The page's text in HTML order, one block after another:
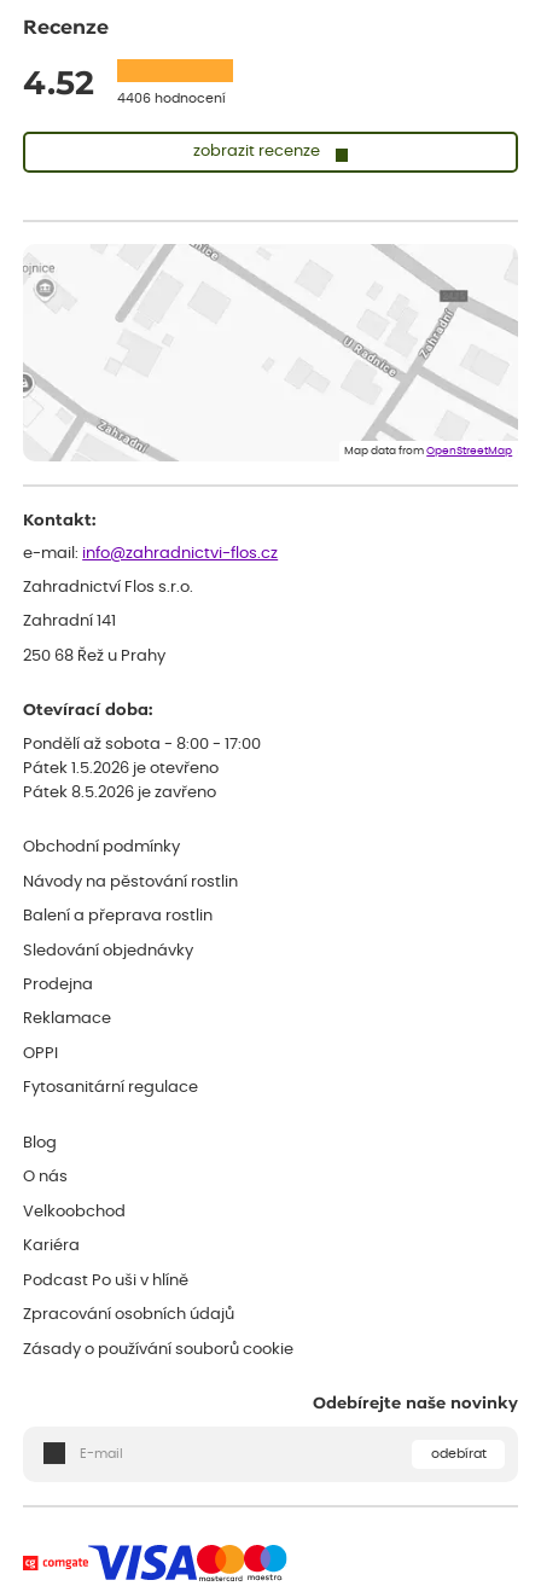
Recenze
4.52 4406 hodnocení
zobrazit recenze
Měla jsem pouze 1objednavku a zatím jsem spokojená se
sazenicemi
Miroslava
ověřený nákup
Rostliny byly v pořádku, dobře zabalené, celková spokojenost.
Doporučuji :). Spokojenost, stromky v pěkném stavu. Jediné, co
my chybělo, bylo komunikování nedostupného zboží před
Map data fromOpenStreetMap
Kontakt:
e-mail: info@zahradnictvi-flos.cz
Zahradnictví Flos s.r.o.
Zahradní 141
250 68 Řež u Prahy
Otevírací doba:
Pondělí až sobota - 8:00 - 17:00
Pátek 1.5.2026 je otevřeno
Pátek 8.5.2026 je zavřeno
Obchodní podmínky
Návody na pěstování rostlin
Balení a přeprava rostlin
Sledování objednávky
Prodejna
Reklamace
OPPI
Fytosanitární regulace
Blog
O nás
Velkoobchod
Kariéra
Podcast Po uši v hlíně
Zpracování osobních údajů
Zásady o používání souborů cookie
Odebírejte naše novinky
odebírat